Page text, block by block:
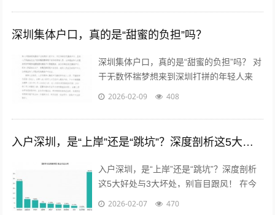
深圳集体户口，真的是“甜蜜的负担”吗？
深圳集体户口，真的是“甜蜜的负担”吗？ 对
于无数怀揣梦想来到深圳打拼的年轻人来
说，户口，这个承载着太多福利与身份象征
2026-02-09 408
入户深圳，是“上岸”还是“跳坑”？深度剖析这5大好处与3大坏处，别盲目跟风！
入户深圳，是“上岸”还是“跳坑”？深度剖析
这5大好处与3大坏处，别盲目跟风！ 在今
天的职场圈和社交网络里，“搞钱”和“搞户
2026-02-07 470